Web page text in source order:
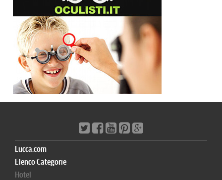
Lucca.com
Elenco Categorie
Hotel